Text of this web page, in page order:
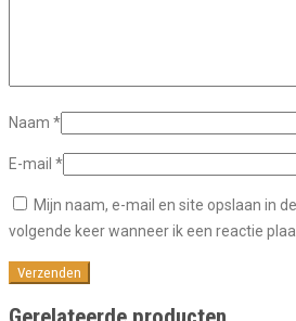
Naam *
E-mail *
Mijn naam, e-mail en site opslaan in
volgende keer wanneer ik een reactie